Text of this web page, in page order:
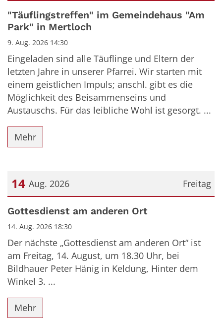
Datum: 9. August 2026
"Täuflingstreffen" im Gemeindehaus "Am
Park" in Mertloch
9. Aug. 2026 14:30
Eingeladen sind alle Täuflinge und Eltern der
letzten Jahre in unserer Pfarrei. Wir starten mit
einem geistlichen Impuls; anschl. gibt es die
Möglichkeit des Beisammenseins und
Austauschs. Für das leibliche Wohl ist gesorgt. ...
Mehr
Freitag
14 Aug. 2026
Datum: 14. August 2026
Gottesdienst am anderen Ort
14. Aug. 2026 18:30
Der nächste „Gottesdienst am anderen Ort“ ist
am Freitag, 14. August, um 18.30 Uhr, bei
Bildhauer Peter Hänig in Keldung, Hinter dem
Winkel 3. ...
Mehr